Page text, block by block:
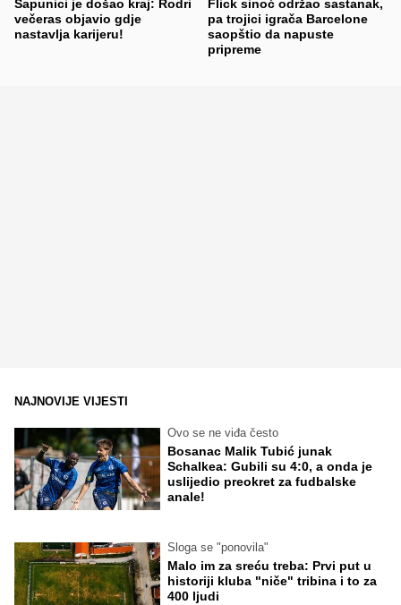
Sapunici je došao kraj: Rodri
večeras objavio gdje
nastavlja karijeru!
Flick sinoć održao sastanak,
pa trojici igrača Barcelone
saopštio da napuste
pripreme
NAJNOVIJE VIJESTI
Ovo se ne viđa često
Bosanac Malik Tubić junak
Schalkea: Gubili su 4:0, a onda je
uslijedio preokret za fudbalske
anale!
Sloga se "ponovila"
Malo im za sreću treba: Prvi put u
historiji kluba "niče" tribina i to za
400 ljudi